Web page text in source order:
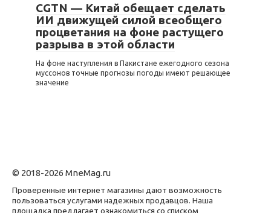
CGTN — Китай обещает сделать
ИИ движущей силой всеобщего
процветания на фоне растущего
разрыва в этой области
На фоне наступления в Пакистане ежегодного сезона
муссонов точные прогнозы погоды имеют решающее
значение
© 2018-2026 MneMag.ru
Проверенные интернет магазины дают возможность
пользоваться услугами надежных продавцов. Наша
площадка предлагает ознакомиться со списком